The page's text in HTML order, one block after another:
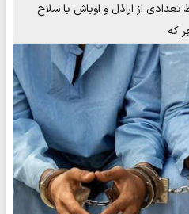
از اراذل و اوباش با سلاح
که